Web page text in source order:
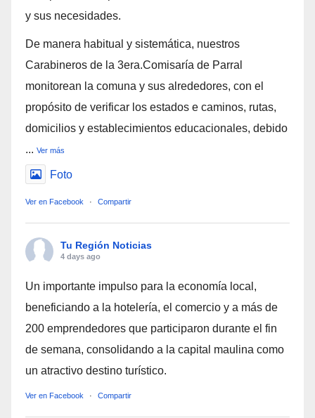
y sus necesidades.
De manera habitual y sistemática, nuestros
Carabineros de la 3era.Comisaría de Parral
monitorean la comuna y sus alrededores, con el
propósito de verificar los estados e caminos, rutas,
domicilios y establecimientos educacionales, debido
... Ver más
Foto
Ver en Facebook · Compartir
Tu Región Noticias
4 days ago
Un importante impulso para la economía local,
beneficiando a la hotelería, el comercio y a más de
200 emprendedores que participaron durante el fin
de semana, consolidando a la capital maulina como
un atractivo destino turístico.
Ver en Facebook · Compartir